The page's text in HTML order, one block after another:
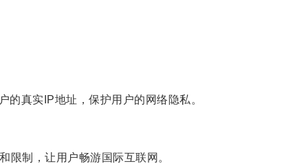
真实IP地址，保护用户的网络隐私。
制，让用户畅游国际互联网。